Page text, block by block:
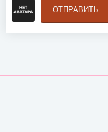
ОТПРАВИТЬ